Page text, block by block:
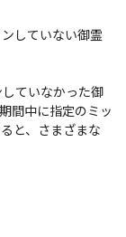
していない御霊
ていなかった御
間中に指定のミッ
と、さまざまな